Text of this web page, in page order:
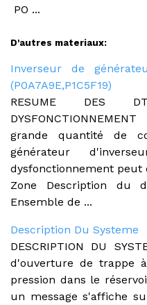
PO ...
D'autres materiaux:
Inverseur de
(P0A7A9E,P1C5F19)
RESUME DES
grande quantité de
générateur
dysfonctionnement peut
Zone Description du
Ensemble de ...
Description Du Systeme
DESCRIPTION DU
d'ouverture de trappe
pression dans le
un message s'affiche